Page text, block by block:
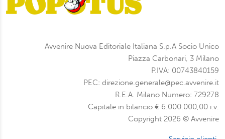
Avvenire Nuova Editoriale Italiana S.p.A Socio Unico
Piazza Carbonari, 3 Milano
P.IVA: 00743840159
PEC: direzione.generale@pec.avvenire.it
R.E.A. Milano Numero: 729278
Capitale in bilancio € 6.000.000,00 i.v.
Copyright 2026 © Avvenire